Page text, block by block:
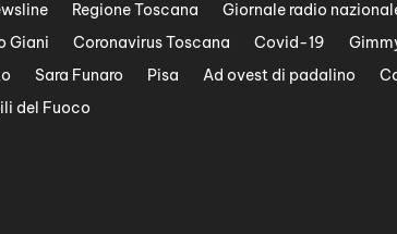
Regione Toscana Giornale radio
Giani Coronavirus Toscana Covid-19
Sara Funaro Pisa Ad ovest di padalino
del Fuoco